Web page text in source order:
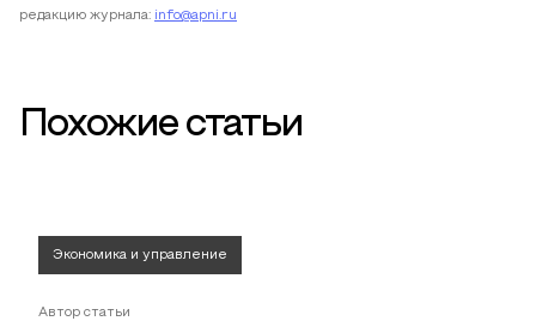
редакцию журнала: info@apni.ru
Похожие статьи
Экономика и управление
Автор статьи